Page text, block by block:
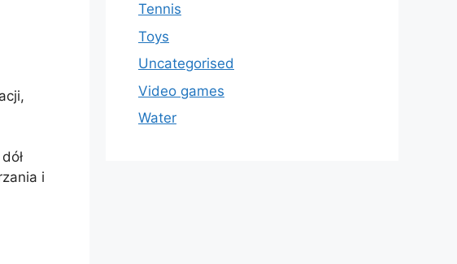
i
Tennis
Toys
Uncategorised
Video games
Water